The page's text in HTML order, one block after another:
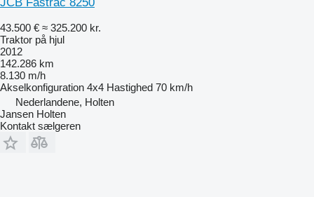
43.500 € ≈ 325.200 kr.
Traktor på hjul
2012
142.286 km
8.130 m/h
Akselkonfiguration 4x4 Hastighed 70 km/h
Nederlandene, Holten
Jansen Holten
Kontakt sælgeren